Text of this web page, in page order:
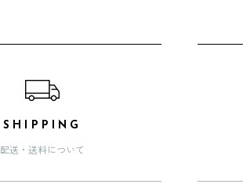
SHIPPING
配送・送料について